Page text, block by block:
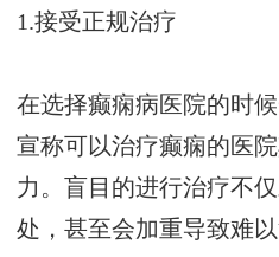
1.接受正规治疗
在选择癫痫病医院的时
宣称可以治疗癫痫的医
力。盲目的进行治疗不
处，甚至会加重导致难